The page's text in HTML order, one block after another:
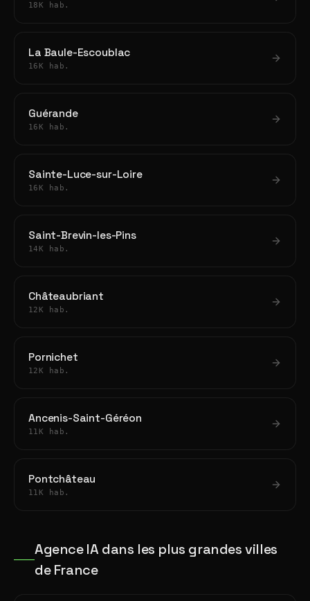
18K hab.
La Baule-Escoublac
16K hab.
Guérande
16K hab.
Sainte-Luce-sur-Loire
16K hab.
Saint-Brevin-les-Pins
14K hab.
Châteaubriant
12K hab.
Pornichet
12K hab.
Ancenis-Saint-Géréon
11K hab.
Pontchâteau
11K hab.
Agence IA dans les plus grandes villes
de France